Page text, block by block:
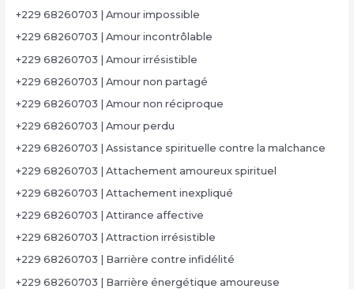
+229 68260703 | Amour impossible
+229 68260703 | Amour incontrôlable
+229 68260703 | Amour irrésistible
+229 68260703 | Amour non partagé
+229 68260703 | Amour non réciproque
+229 68260703 | Amour perdu
+229 68260703 | Assistance spirituelle contre la malchance
+229 68260703 | Attachement amoureux spirituel
+229 68260703 | Attachement inexpliqué
+229 68260703 | Attirance affective
+229 68260703 | Attraction irrésistible
+229 68260703 | Barrière contre infidélité
+229 68260703 | Barrière énergétique amoureuse